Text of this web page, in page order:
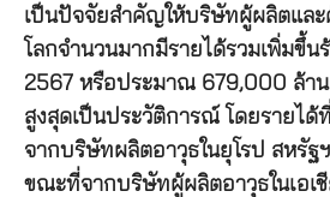
เป็นปัจจัยสำคัญให้บริษัทผู้ผลิตและ
โลกจำนวนมากมีรายได้รวมเพิ่มขึ้น
2567 หรือประมาณ 679,000 ล้าน
สูงสุดเป็นประวัติการณ์ โดยรายได้
จากบริษัทผลิตอาวุธในยุโรป สหรัฐ
ขณะที่จากบริษัทผู้ผลิตอาวุธในเอเชี